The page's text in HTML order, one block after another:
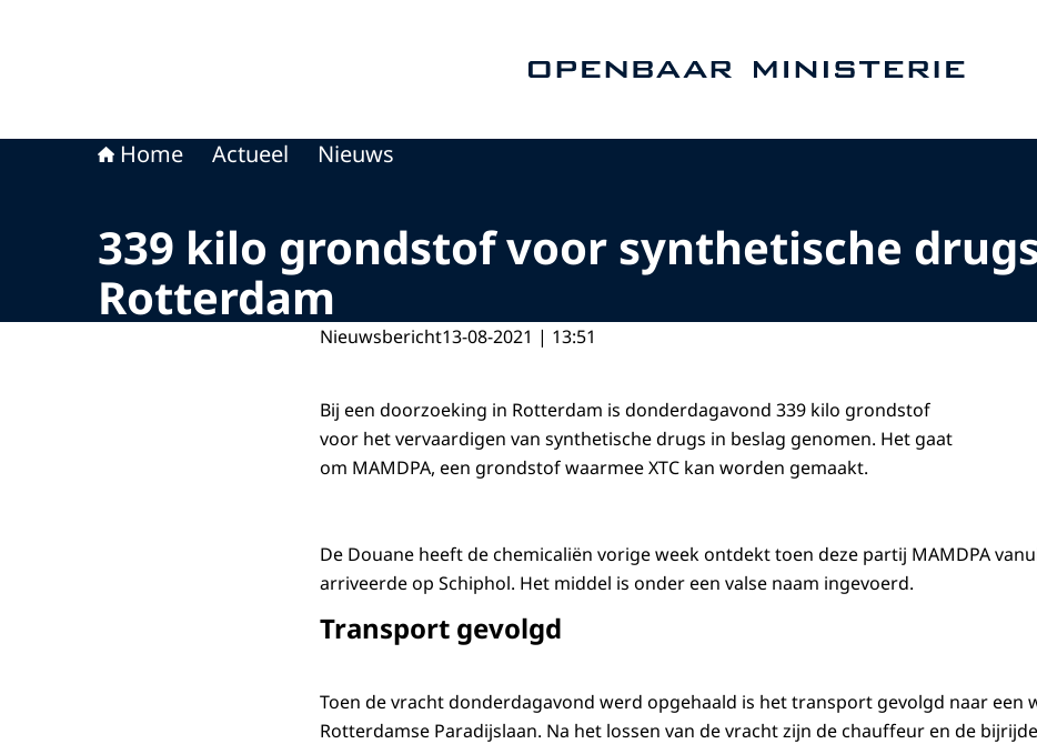
Home Actueel Nieuws
339 kilo grondstof voor synthetische
Rotterdam
Nieuwsbericht13-08-2021 | 13:51
Bij een doorzoeking in Rotterdam is donderdagavond 339 kilo grondstof
voor het vervaardigen van synthetische drugs in beslag genomen. Het gaat
om MAMDPA, een grondstof waarmee XTC kan worden gemaakt.
De Douane heeft de chemicaliën vorige week ontdekt toen deze partij MAMDPA
arriveerde op Schiphol. Het middel is onder een valse naam ingevoerd.
Transport gevolgd
Toen de vracht donderdagavond werd opgehaald is het transport gevolgd naar een
Rotterdamse Paradijslaan. Na het lossen van de vracht zijn de chauffeur en de